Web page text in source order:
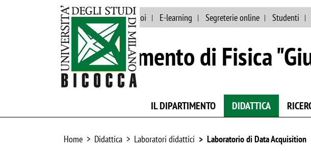
Ateneo Lavora con noi E-learning Segreterie online Studenti
Dipartimento di Fisica
IL DIPARTIMENTO DIDATTICA
Home Didattica Laboratori didattici Laboratorio di Data Acquisition